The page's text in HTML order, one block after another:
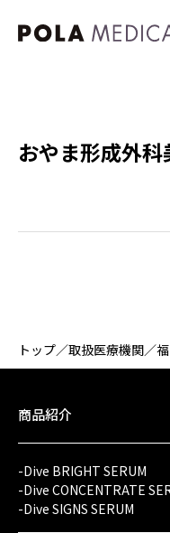
おやま形成外
トップ／取扱医療機関／
商品紹介
-Dive BRIGHT SERUM
-Dive CONCENTRATE
-Dive SIGNS SERUM